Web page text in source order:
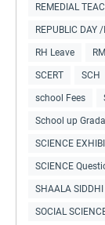
REMEDIAL
REPUBLIC DAY
RH Leave
SCERT SCH
school Fees
School up
SCIENCE
SCIENCE
SHAALA SIDDHI
SOCIAL